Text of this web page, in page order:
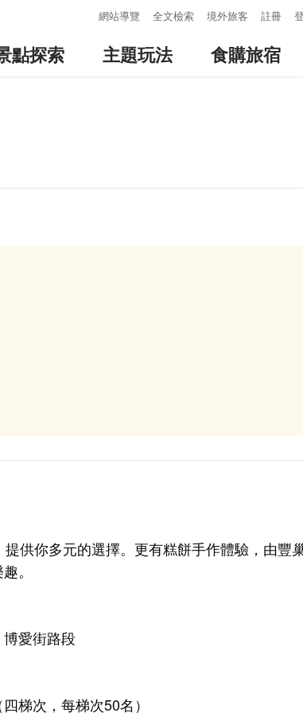
網站導覽 全文檢索 境外旅客 註冊
點探索 主題玩法 食購旅宿
供你多元的選擇。更有糕餅手作體驗，由豐
。
愛街路段
梯次，每梯次50名）